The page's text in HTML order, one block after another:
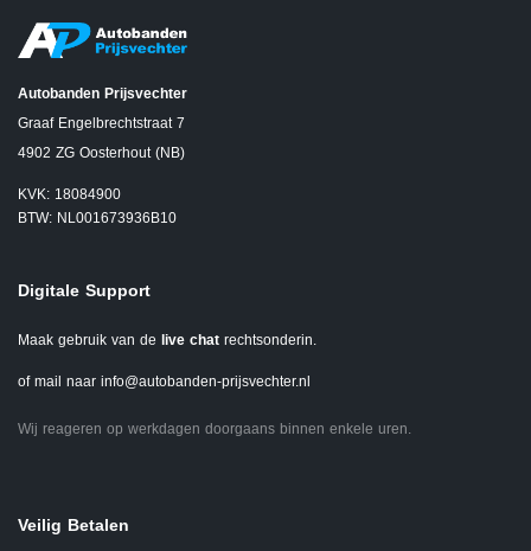
Autobanden Prijsvechter
Graaf Engelbrechtstraat 7
4902 ZG Oosterhout (NB)
KVK: 18084900
BTW: NL001673936B10
Digitale Support
Maak gebruik van de live chat rechtsonderin.
of mail naar info@autobanden-prijsvechter.nl
Wij reageren op werkdagen doorgaans binnen enkele uren.
Veilig Betalen